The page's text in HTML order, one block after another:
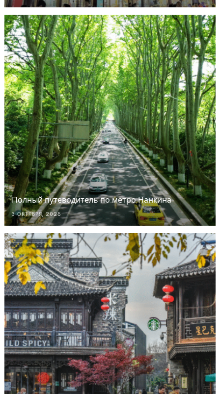
Полный путеводитель по метро Нанкина
3 ОКТЯБРЯ, 2025